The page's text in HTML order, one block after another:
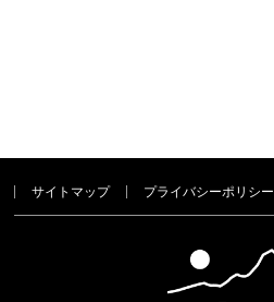
サイトマップ プライバシーポリシー